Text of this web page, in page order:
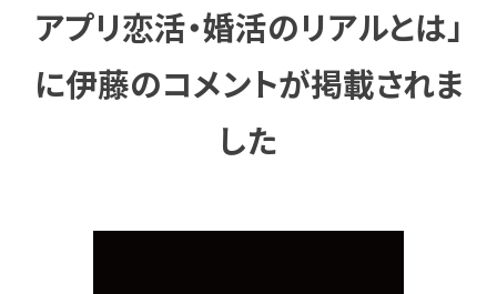
アプリ恋活・婚活のリアルとは」
に伊藤のコメントが掲載されま
した